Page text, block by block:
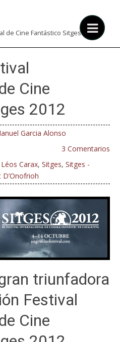
de Cine Fantástico Sitges 2012
Cine
2012
Garcia Alonso
3 Comentarios
Léos Carax, Sitges, Sitges -
D’Onofrioh
triunfadora
Festival
Cine